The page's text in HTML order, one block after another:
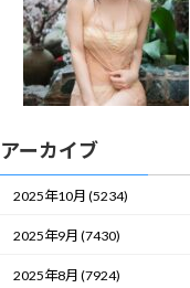
アーカイブ
2025年10月 (5234)
2025年9月 (7430)
2025年8月 (7924)